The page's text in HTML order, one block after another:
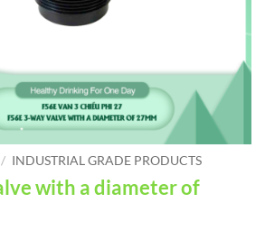
/ INDUSTRIAL GRADE PRODUCTS
with a diameter of